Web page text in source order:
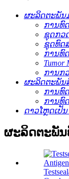
ຜະລິດຕະພັນ
ການທົ
ຊຸດກວ
ຊຸດທົດ
ການທົ
ການກ
ຜະລິດຕະພັນ
ການທົ
ການທົ
ດາວໂຫຼດເປັນ
ຜະລິດຕະພັນ